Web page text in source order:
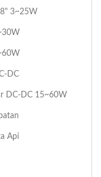
3~25W
DC
DC-DC 15~60W
Api